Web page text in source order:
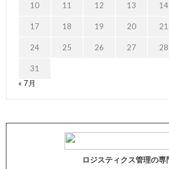
10 11 12 13 14
17 18 19 20 21
24 25 26 27 28
31
« 7月
ロジスティクス管理の専